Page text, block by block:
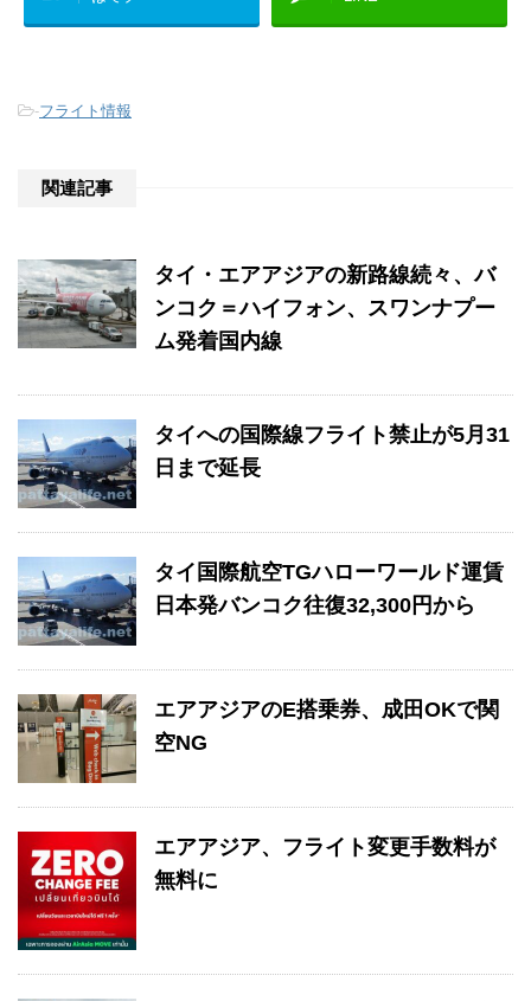
-フライト情報
関連記事
タイ・エアアジアの新路線続々、バ
ンコク＝ハイフォン、スワンナプー
ム発着国内線
タイへの国際線フライト禁止が5月31
日まで延長
タイ国際航空TGハローワールド運賃
日本発バンコク往復32,300円から
エアアジアのE搭乗券、成田OKで関
空NG
エアアジア、フライト変更手数料が
無料に